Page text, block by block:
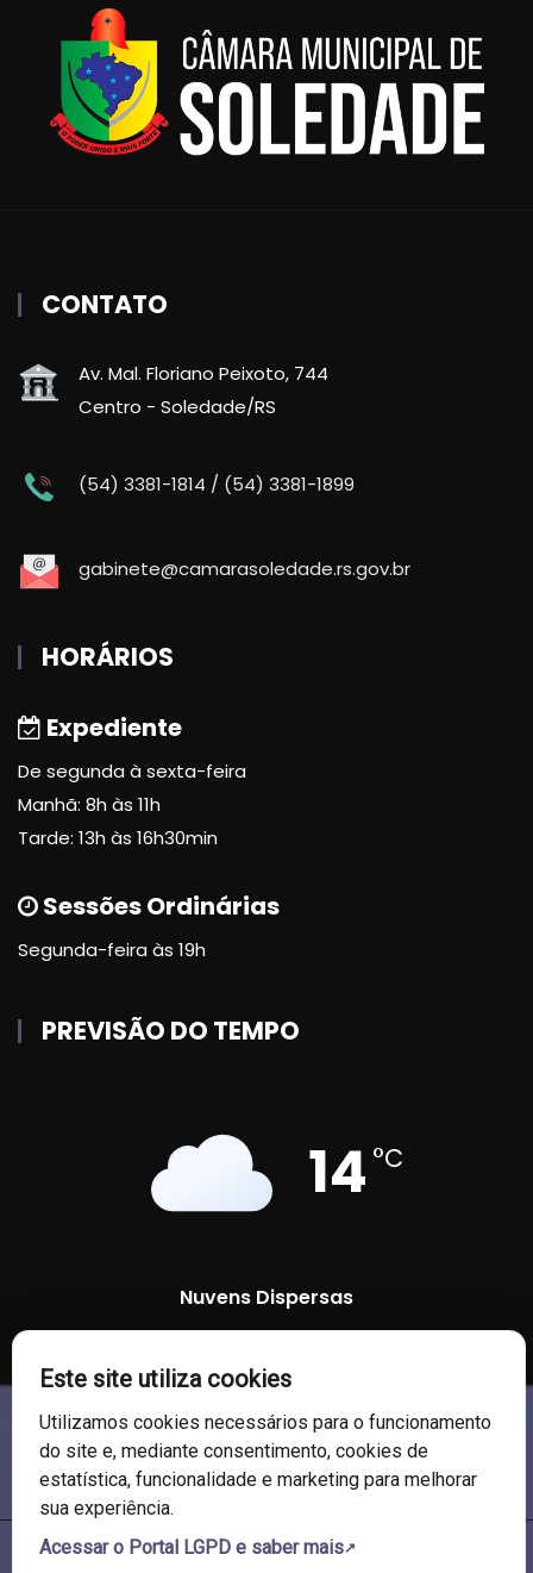
CONTATO
Av. Mal. Floriano Peixoto, 744
Centro - Soledade/RS
(54) 3381-1814 / (54) 3381-1899
gabinete@camarasoledade.rs.gov.br
HORÁRIOS
Expediente
De segunda à sexta-feira
Manhã: 8h às 11h
Tarde: 13h às 16h30min
Sessões Ordinárias
Segunda-feira às 19h
PREVISÃO DO TEMPO
14 °C
Nuvens Dispersas
96 % 1009 mb
Este site utiliza cookies
Utilizamos cookies necessários para o funcionamento
do site e, mediante consentimento, cookies de
estatística, funcionalidade e marketing para melhorar
sua experiência.
Acessar o Portal LGPD e saber mais